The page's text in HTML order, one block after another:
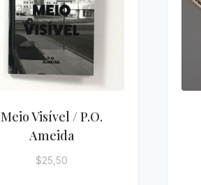
Meio Visível / P.O.
Ameida
$25,50